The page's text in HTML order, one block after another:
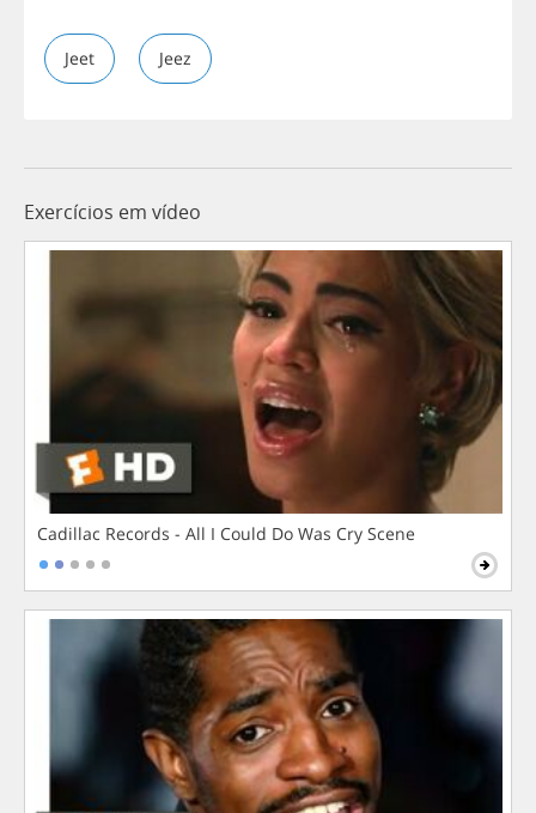
Jeet Jeez
Exercícios em vídeo
Cadillac Records - All I Could Do Was Cry Scene